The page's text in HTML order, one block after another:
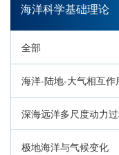
海洋科学基础理论
全部
海洋-陆地-大气相互作
深海远洋多尺度动力
极地海洋与气候变化